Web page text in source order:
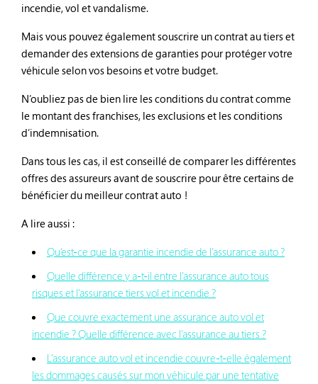
incendie, vol et vandalisme.
Mais vous pouvez également souscrire un contrat au tiers et
demander des extensions de garanties pour protéger votre
véhicule selon vos besoins et votre budget.
N’oubliez pas de bien lire les conditions du contrat comme
le montant des franchises, les exclusions et les conditions
d’indemnisation.
Dans tous les cas, il est conseillé de comparer les différentes
offres des assureurs avant de souscrire pour être certains de
bénéficier du meilleur contrat auto !
A lire aussi :
Qu’est-ce que la garantie incendie de l’assurance auto ?
Quelle différence y a-t-il entre l’assurance auto tous
risques et l’assurance tiers vol et incendie ?
Que couvre exactement une assurance auto vol et
incendie ? Quelle différence avec l’assurance au tiers ?
L’assurance auto vol et incendie couvre-t-elle également
les dommages causés sur mon véhicule par une tentative